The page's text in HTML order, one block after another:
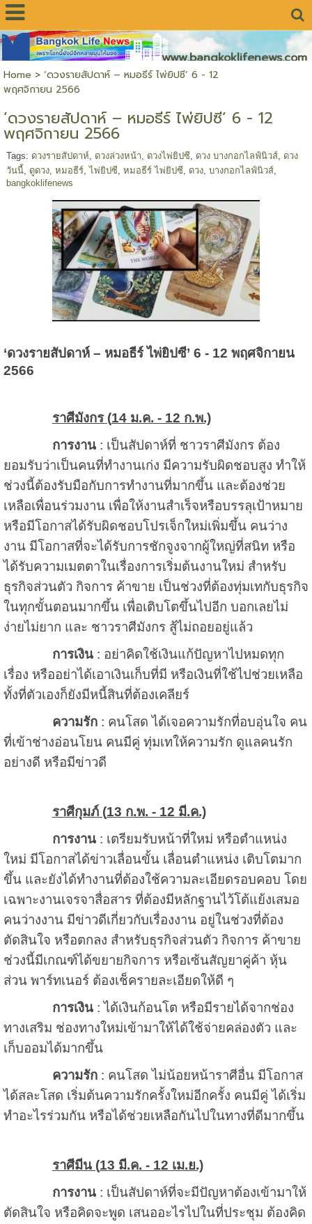
www.bangkoklifenews.com
Home > ‘ดวงรายสัปดาห์ – หมอธีร์ ไพ่ยิปซี’ 6 - 12
พฤศจิกายน 2566
‘ดวงรายสัปดาห์ – หมอธีร์ ไพ่ยิปซี’ 6 - 12
พฤศจิกายน 2566
Tags: ดวงรายสัปดาห์ ดวงล่วงหน้า ดวงไพ่ยิปซี ดวง บางกอกไลฟ์นิวส์, ดวง
วันนี้, ดูดวง, หมอธีร์,ไพ่ยิปซี หมอธีร์ ไพ่ยิปซี ดวง, บางกอกไลฟ์นิวส์,
bangkoklifenews
‘ดวงรายสัปดาห์ – หมอธีร์ ไพ่ยิปซี’ 6 - 12 พฤศจิกายน
2566
ราศีมังกร (14 ม.ค. - 12 ก.พ.)
การงาน: เป็นสัปดาห์ที่ ชาวราศีมังกร ต้อง
ยอมรับว่าเป็นคนที่ทำงานเก่ง มีความรับผิดชอบสูง ทำให้
ช่วงนี้ต้องรับมือกับการทำงานที่มากขึ้น และต้องช่วย
เหลือเพื่อนร่วมงาน เพื่อให้งานสำเร็จหรือบรรลุเป้าหมาย
หรือมีโอกาสได้รับผิดชอบโปรเจ็กใหม่เพิ่มขึ้น คนว่าง
งาน มีโอกาสที่จะได้รับการชักจูงจากผู้ใหญ่ที่สนิท หรือ
ได้รับความเมตตาในเรื่องการเริ่มต้นงานใหม่ สำหรับ
ธุรกิจส่วนตัว กิจการ ค้าขาย เป็นช่วงที่ต้องทุ่มเทกับธุรกิจ
ในทุกขั้นตอนมากขึ้น เพื่อเติบโตขึ้นไปอีก บอกเลยไม่
ง่ายไม่ยาก และ ชาวราศีมังกร สู้ไม่ถอยอยู่แล้ว
การเงิน: อย่าคิดใช้เงินแก้ปัญหาไปหมดทุก
เรื่อง หรืออย่าได้เอาเงินเก็บที่มี หรือเงินที่ใช้ไปช่วยเหลือ
ทั้งที่ตัวเองก็ยังมีหนี้สินที่ต้องเคลียร์
ความรัก: คนโสด ได้เจอความรักที่อบอุ่นใจ คน
ที่เข้าช่างอ่อนโยน คนมีคู่ ทุ่มเทให้ความรัก ดูแลคนรัก
อย่างดี หรือมีข่าวดี
ราศีกุมภ์ (13 ก.พ. - 12 มี.ค.)
การงาน: เตรียมรับหน้าที่ใหม่ หรือตำแหน่ง
ใหม่ มีโอกาสได้ข่าวเลื่อนขั้น เลื่อนตำแหน่ง เติบโตมาก
ขึ้น และยังได้ทำงานที่ต้องใช้ความละเอียดรอบคอบ โดย
เฉพาะงานเจรจาสื่อสาร ที่ต้องมีหลักฐานไว้โต้แย้งเสมอ
คนว่างงาน มีข่าวดีเกี่ยวกับเรื่องงาน อยู่ในช่วงที่ต้อง
ตัดสินใจ หรือตกลง สำหรับธุรกิจส่วนตัว กิจการ ค้าขาย
ช่วงนี้มีเกณฑ์ได้ขยายกิจการ หรือเซ้นสัญยาคู่ค้า หุ้น
ส่วน พาร์ทเนอร์ ต้องเช็ครายละเอียดให้ดี ๆ
การเงิน: ได้เงินก้อนโต หรือมีรายได้จากช่อง
ทางเสริม ช่องทางใหม่เข้ามาให้ได้ใช้จ่ายคล่องตัว และ
เก็บออมได้มากขึ้น
ความรัก: คนโสด ไม่น้อยหน้าราศีอื่น มีโอกาส
ได้สละโสด เริ่มต้นความรักครั้งใหม่อีกครั้ง คนมีคู่ ได้เริ่ม
ทำอะไรร่วมกัน หรือได้ช่วยเหลือกันไปในทางที่ดีมากขึ้น
ราศีมีน (13 มี.ค. - 12 เม.ย.)
การงาน: เป็นสัปดาห์ที่จะมีปัญหาต้องเข้ามาให้
ตัดสินใจ หรือคิดจะพูด เสนออะไรไปในที่ประชุม ต้องคิด